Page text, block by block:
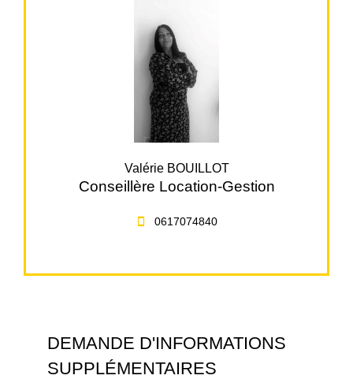
Valérie BOUILLOT
Conseillère Location-Gestion
0617074840
DEMANDE D'INFORMATIONS
SUPPLÉMENTAIRES